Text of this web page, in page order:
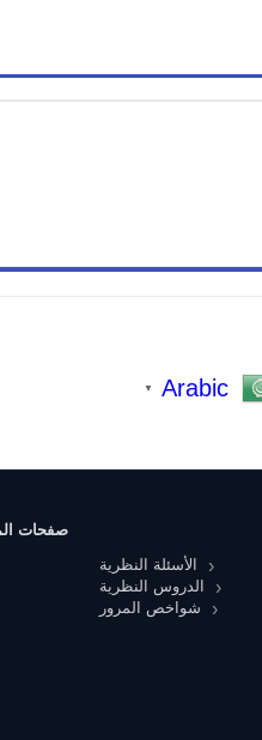
Arabic
▼
الأسئلة النظرية
الدروس النظرية
شواخص المرور
صفحات